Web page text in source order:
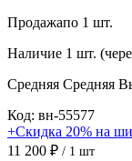
Продажапо 1 шт.
Наличие 1 шт.
Средняя Средняя
Код: вн-55577
+Скидка 20% на
11 200 ₽ / 1 шт